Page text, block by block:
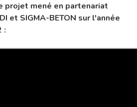
projet mené en partenariat
et SIGMA-BETON sur l'année
: